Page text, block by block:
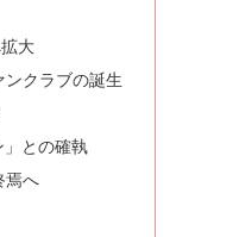
大
ンクラブの誕生
との確執
焉へ